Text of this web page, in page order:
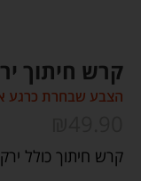
קרש חיתוך
הצבע שבחרת כרגע
קרש חיתוך כולל